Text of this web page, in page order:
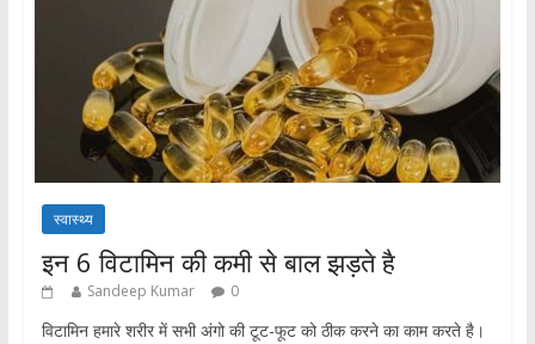
स्वास्थ्य
इन 6 विटामिन की कमी से बाल झड़ते है
Sandeep Kumar 0
विटामिन हमारे शरीर में सभी अंगो की टूट-फूट को ठीक करने का काम करते है।